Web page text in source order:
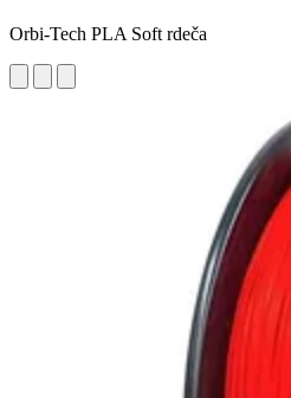
Orbi-Tech PLA Soft rdeča